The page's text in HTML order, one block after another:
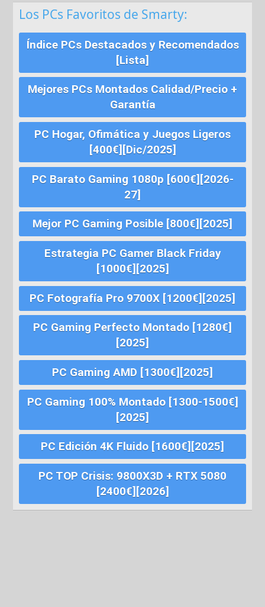
Los PCs Favoritos de Smarty:
Índice PCs Destacados y Recomendados
[Lista]
Mejores PCs Montados Calidad/Precio +
Garantía
PC Hogar, Ofimática y Juegos Ligeros
[400€][Dic/2025]
PC Barato Gaming 1080p [600€][2026-
27]
Mejor PC Gaming Posible [800€][2025]
Estrategia PC Gamer Black Friday
[1000€][2025]
PC Fotografía Pro 9700X [1200€][2025]
PC Gaming Perfecto Montado [1280€]
[2025]
PC Gaming AMD [1300€][2025]
PC Gaming 100% Montado [1300-1500€]
[2025]
PC Edición 4K Fluido [1600€][2025]
PC TOP Crisis: 9800X3D + RTX 5080
[2400€][2026]